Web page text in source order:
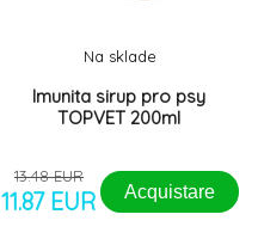
Imunita sirup pro psy
TOPVET 200ml
Na sklade
13.48 EUR
11.87 EUR Acquistare